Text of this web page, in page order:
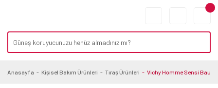
Anasayfa Kişisel Bakım Ürünleri Tıraş Ürünleri Vichy Homme Sensi Baume